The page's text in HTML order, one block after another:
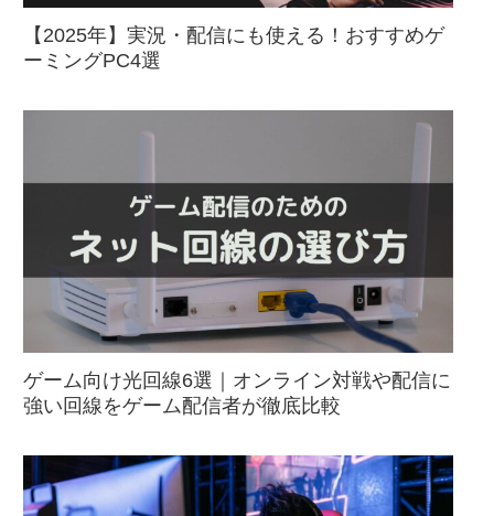
【2025年】実況・配信にも使える！おすすめゲ
ーミングPC4選
ゲーム向け光回線6選｜オンライン対戦や配信に
強い回線をゲーム配信者が徹底比較